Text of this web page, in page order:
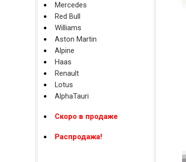
Mercedes
Red Bull
Williams
Aston Martin
Alpine
Haas
Renault
Lotus
AlphaTauri
Скоро в продаже
Распродажа!